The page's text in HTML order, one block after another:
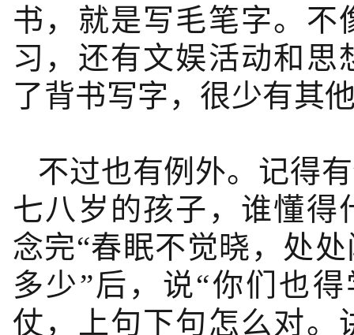
书，就是写毛笔字。不
习，还有文娱活动和
了背书写字，很少有其
不过也有例外。记得
七八岁的孩子，谁懂得
念完“春眠不觉晓，处
多少”后，说“你们也
仗，上句下句怎么对。